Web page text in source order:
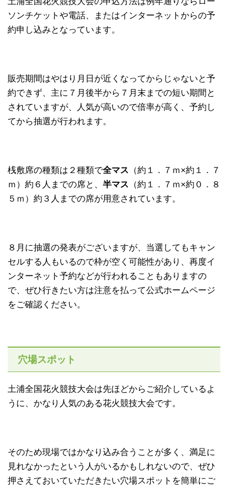
ソンチケットや電話、またはインターネットからの予
約申し込みとなっています。
販売期間はやはり月日が近くなってからじゃないと予
約できず、主に７月後半から７月末までの短い期間と
されていますが、人気が高いので倍率が高く、予約し
てから抽選が行われます。
桟敷席の種類は２種類で全マス （約１．７ｍ×約１．７
ｍ）約６人までの席と、 半マス （約１．７ｍ×約０．８
５ｍ）約３人までの席が用意されています。
８月に抽選の発表がございますが、当選してもキャン
セルする人もいるので枠が空く可能性があり、再度イ
ンターネット予約などが行われることもありますの
で、ぜひ行きたい方は注意を払って公式ホームページ
をご確認ください。
穴場スポット
土浦全国花火競技大会は先ほどからご紹介しているよ
うに、かなり人気のある花火競技大会です。
そのため現場ではかなり込み合うことが多く、満足に
見れなかったという人がいるかもしれないので、ぜひ
押さえておいていただきたい穴場スポットを簡単にご